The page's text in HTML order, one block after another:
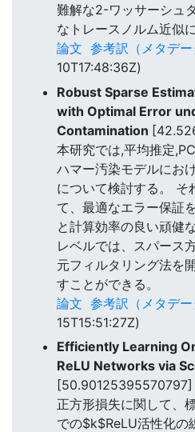
難解な2-ワッサーシュ
なトレースノルム近似
論文 参考訳（メタデー
10T17:48:36Z)
Robust Sparse
with Optimal Error
Contamination
本研究では,平均推定
ハマー汚染モデルにお
について検討する。 そ
て、最適なエラー保証
と計算効率の良い頑健
レベルでは、スパース
元フィルタリング法を
すことができる。
論文 参考訳（メタデー
15T15:51:27Z)
Efficiently Learning
ReLU Networks via
[50.90125395570797]
正方形損失に関して、
での$k$ReLU活性化の